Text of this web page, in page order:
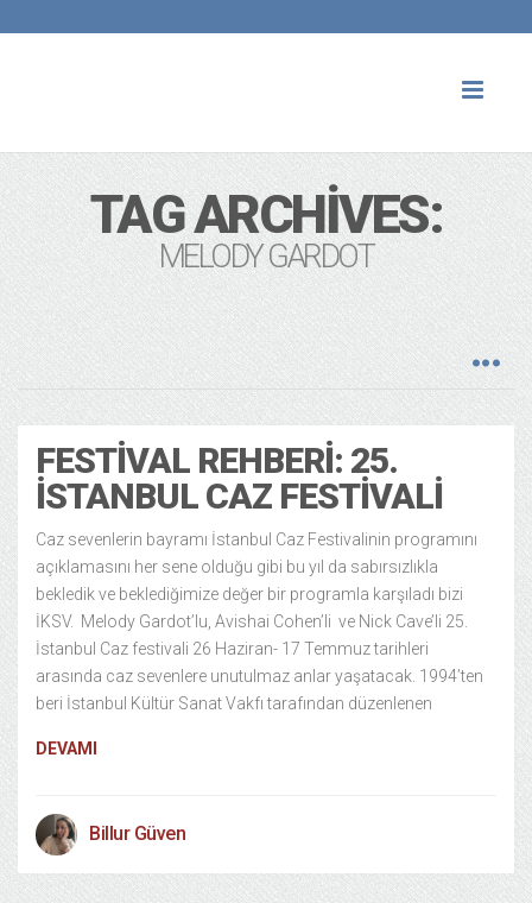
TAG ARCHIVES:
MELODY GARDOT
FESTIVAL REHBERI: 25.
İSTANBUL CAZ FESTIVALI
Caz sevenlerin bayramı İstanbul Caz Festivalinin programını
açıklamasını her sene olduğu gibi bu yıl da sabırsızlıkla
bekledik ve beklediğimize değer bir programla karşıladı bizi
İKSV. Melody Gardot’lu, Avishai Cohen’li ve Nick Cave’li 25.
İstanbul Caz festivali 26 Haziran- 17 Temmuz tarihleri
arasında caz sevenlere unutulmaz anlar yaşatacak. 1994’ten
beri İstanbul Kültür Sanat Vakfı tarafından düzenlenen
DEVAMI
Billur Güven